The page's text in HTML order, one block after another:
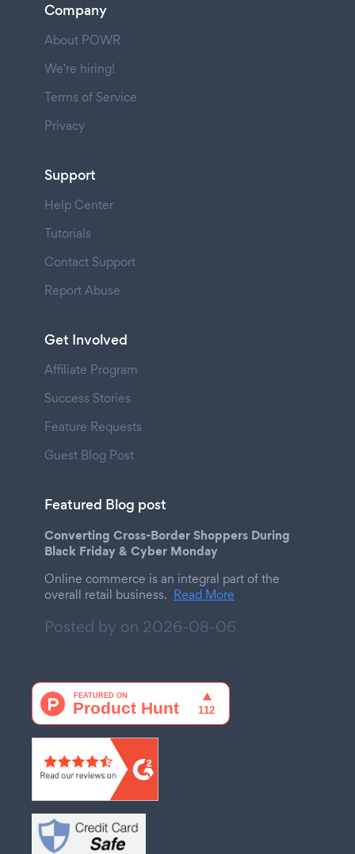
Company
About POWR
We're hiring!
Terms of Service
Privacy
Support
Help Center
Tutorials
Contact Support
Report Abuse
Get Involved
Affiliate Program
Success Stories
Feature Requests
Guest Blog Post
Featured Blog post
Converting Cross-Border Shoppers During
Black Friday & Cyber Monday
Online commerce is an integral part of the
overall retail business. Read More
Posted by on 2026-08-06